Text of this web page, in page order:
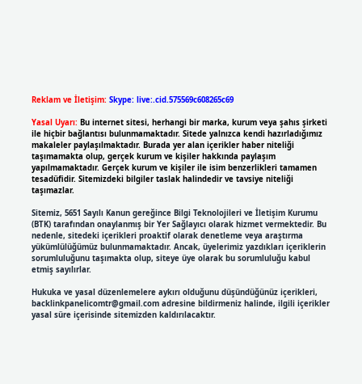
Reklam ve İletişim: Skype: live:.cid.575569c608265c69
Yasal Uyarı: Bu internet sitesi, herhangi bir marka, kurum veya şahıs şirketi
ile hiçbir bağlantısı bulunmamaktadır. Sitede yalnızca kendi hazırladığımız
makaleler paylaşılmaktadır. Burada yer alan içerikler haber niteliği
taşımamakta olup, gerçek kurum ve kişiler hakkında paylaşım
yapılmamaktadır. Gerçek kurum ve kişiler ile isim benzerlikleri tamamen
tesadüfidir. Sitemizdeki bilgiler taslak halindedir ve tavsiye niteliği
taşımazlar.
Sitemiz, 5651 Sayılı Kanun gereğince Bilgi Teknolojileri ve İletişim Kurumu
(BTK) tarafından onaylanmış bir Yer Sağlayıcı olarak hizmet vermektedir. Bu
nedenle, sitedeki içerikleri proaktif olarak denetleme veya araştırma
yükümlülüğümüz bulunmamaktadır. Ancak, üyelerimiz yazdıkları içeriklerin
sorumluluğunu taşımakta olup, siteye üye olarak bu sorumluluğu kabul
etmiş sayılırlar.
Hukuka ve yasal düzenlemelere aykırı olduğunu düşündüğünüz içerikleri,
backlinkpanelicomtr@gmail.comadresine bildirmeniz halinde, ilgili içerikler
yasal süre içerisinde sitemizden kaldırılacaktır.